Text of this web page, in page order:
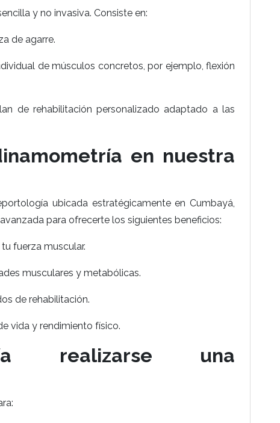
y no invasiva. Consiste en:
de agarre.
de músculos concretos, por ejemplo, flexión
de rehabilitación personalizado adaptado a las
en nuestra
ubicada estratégicamente en Cumbayá,
para ofrecerte los siguientes beneficios:
fuerza muscular.
musculares y metabólicas.
de rehabilitación.
vida y rendimiento físico.
realizarse una